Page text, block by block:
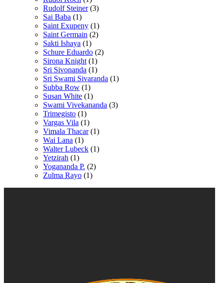
Rudolf Steiner (3)
Sai Baba (1)
Saint Exupeny (1)
Saint Germain (2)
Sakti Ishaya (1)
Schure Eduardo (2)
Sirona Knight (1)
Sri Sivonanda (1)
Sri Swami Sivaranda (1)
Subba Row (1)
Susan White (1)
Swami Vivekananda (3)
Trimegisto (1)
Vargas Vila (1)
Vimala Thacar (1)
Wai Lana (1)
Walter Lubeck (1)
Yetzirah (1)
Yogananda P. (2)
Zulma Rayo (1)